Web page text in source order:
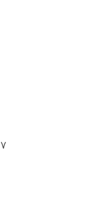
7 روز ضمانت بازگشت پول